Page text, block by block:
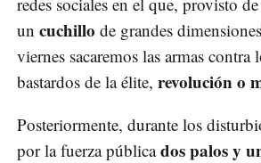
un cuchillo de grandes
viernes sacaremos las armas contra
bastardos de la élite, revolución o
Posteriormente, durante los
por la fuerza públicados palos y